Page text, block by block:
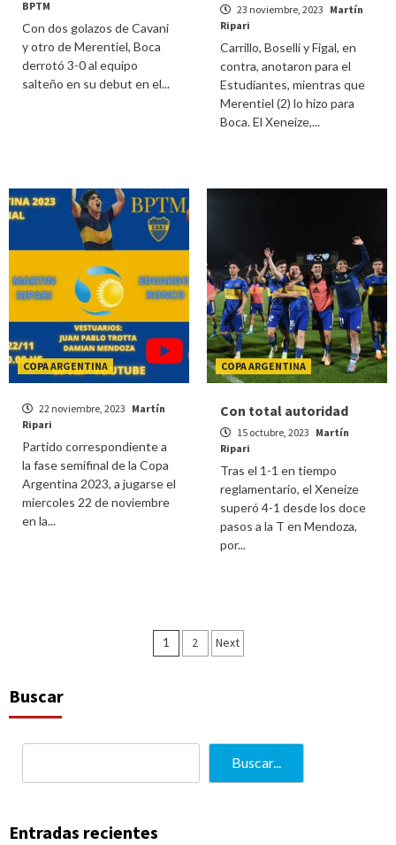
BPTM
Con dos golazos de Cavani
y otro de Merentiel, Boca
derrotó 3-0 al equipo
salteño en su debut en el...
23 noviembre, 2023 Martín
Ripari
Carrillo, Boselli y Figal, en
contra, anotaron para el
Estudiantes, mientras que
Merentiel (2) lo hizo para
Boca. El Xeneize,...
COPA ARGENTINA
22 noviembre, 2023 Martín
Ripari
Partido correspondiente a
la fase semifinal de la Copa
Argentina 2023, a jugarse el
miercoles 22 de noviembre
en la...
COPA ARGENTINA
Con total autoridad
15 octubre, 2023 Martín
Ripari
Tras el 1-1 en tiempo
reglamentario, el Xeneize
superó 4-1 desde los doce
pasos a la T en Mendoza,
por...
Paginación
1 2 Next
Buscar
Buscar...
Entradas recientes